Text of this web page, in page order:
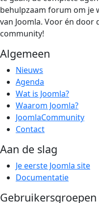
behulpzaam forum om je
van Joomla. Voor én door
community!
Algemeen
Nieuws
Agenda
Wat is Joomla?
Waarom Joomla?
JoomlaCommunity
Contact
Aan de slag
Je eerste Joomla site
Documentatie
Gebruikersgroepen